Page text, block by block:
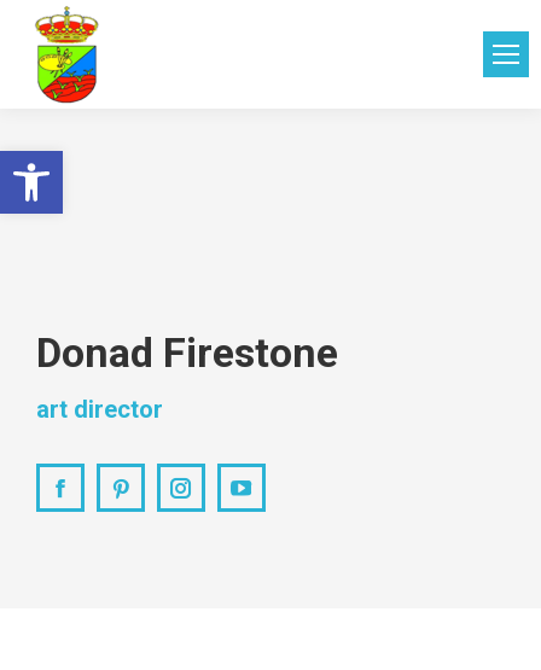
Abrir barra de herramientas
Donad Firestone
art director
FacebookPinterestInstagramYouTube